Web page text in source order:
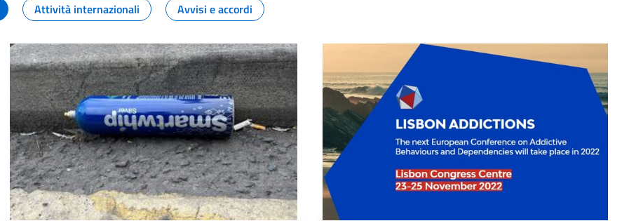
Attività internazionali Avvisi e accordi